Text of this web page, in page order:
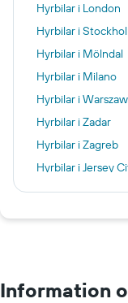
Hyrbilar i London
Hyrbilar i
Hyrbilar i Mölndal
Hyrbilar i Milano
Hyrbilar i
Hyrbilar i Zadar
Hyrbilar i Zagreb
Hyrbilar i Jersey
Hyrbilar i
Information